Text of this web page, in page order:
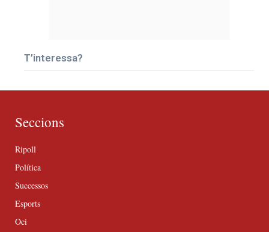
T’interessa?
Seccions
Ripoll
Política
Successos
Esports
Oci